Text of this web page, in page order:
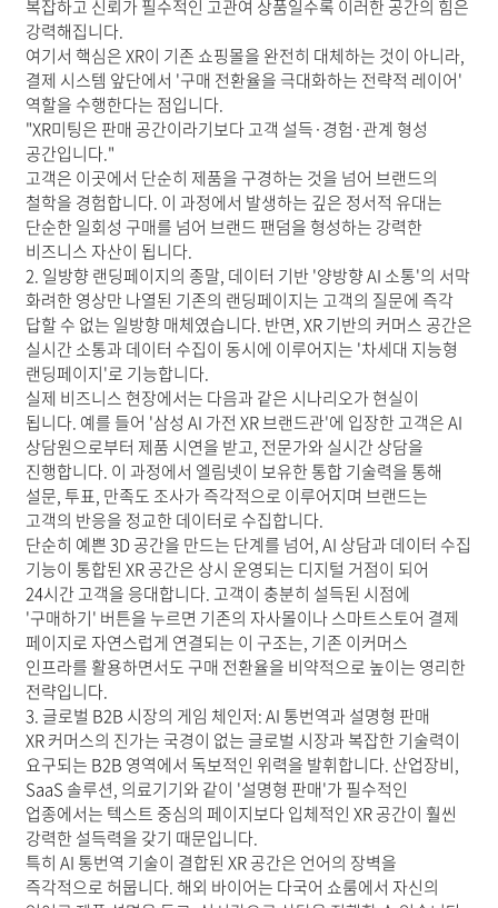
복잡하고 신뢰가 필수적인 고관여 상품일수록 이러한 공간의 힘은
강력해집니다.
여기서 핵심은 XR이 기존 쇼핑몰을 완전히 대체하는 것이 아니라,
결제 시스템 앞단에서 '구매 전환율을 극대화하는 전략적 레이어'
역할을 수행한다는 점입니다.
"XR미팅은 판매 공간이라기보다 고객 설득·경험·관계 형성
공간입니다."
고객은 이곳에서 단순히 제품을 구경하는 것을 넘어 브랜드의
철학을 경험합니다. 이 과정에서 발생하는 깊은 정서적 유대는
단순한 일회성 구매를 넘어 브랜드 팬덤을 형성하는 강력한
비즈니스 자산이 됩니다.
2. 일방향 랜딩페이지의 종말, 데이터 기반 '양방향 AI 소통'의 서막
화려한 영상만 나열된 기존의 랜딩페이지는 고객의 질문에 즉각
답할 수 없는 일방향 매체였습니다. 반면, XR 기반의 커머스 공간은
실시간 소통과 데이터 수집이 동시에 이루어지는 '차세대 지능형
랜딩페이지'로 기능합니다.
실제 비즈니스 현장에서는 다음과 같은 시나리오가 현실이
됩니다. 예를 들어 '삼성 AI 가전 XR 브랜드관'에 입장한 고객은 AI
상담원으로부터 제품 시연을 받고, 전문가와 실시간 상담을
진행합니다. 이 과정에서 엘림넷이 보유한 통합 기술력을 통해
설문, 투표, 만족도 조사가 즉각적으로 이루어지며 브랜드는
고객의 반응을 정교한 데이터로 수집합니다.
단순히 예쁜 3D 공간을 만드는 단계를 넘어, AI 상담과 데이터 수집
기능이 통합된 XR 공간은 상시 운영되는 디지털 거점이 되어
24시간 고객을 응대합니다. 고객이 충분히 설득된 시점에
'구매하기' 버튼을 누르면 기존의 자사몰이나 스마트스토어 결제
페이지로 자연스럽게 연결되는 이 구조는, 기존 이커머스
인프라를 활용하면서도 구매 전환율을 비약적으로 높이는 영리한
전략입니다.
3. 글로벌 B2B 시장의 게임 체인저: AI 통번역과 설명형 판매
XR 커머스의 진가는 국경이 없는 글로벌 시장과 복잡한 기술력이
요구되는 B2B 영역에서 독보적인 위력을 발휘합니다. 산업장비,
SaaS 솔루션, 의료기기와 같이 '설명형 판매'가 필수적인
업종에서는 텍스트 중심의 페이지보다 입체적인 XR 공간이 훨씬
강력한 설득력을 갖기 때문입니다.
특히 AI 통번역 기술이 결합된 XR 공간은 언어의 장벽을
즉각적으로 허뭅니다. 해외 바이어는 다국어 쇼룸에서 자신의